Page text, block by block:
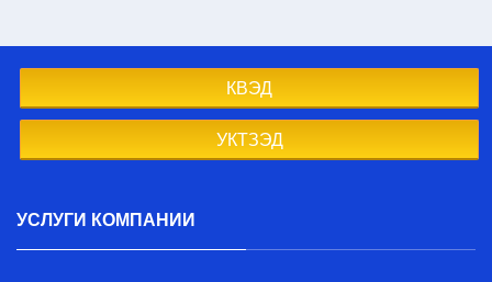
КВЭД
УКТЗЭД
УСЛУГИ КОМПАНИИ